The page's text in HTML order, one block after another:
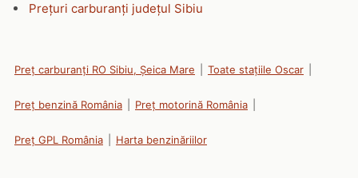
Prețuri carburanți județul Sibiu
Preț carburanți RO Sibiu, Șeica Mare Toate stațiile Oscar
Preț benzină România Preț motorină România
Preț GPL România Harta benzinăriilor